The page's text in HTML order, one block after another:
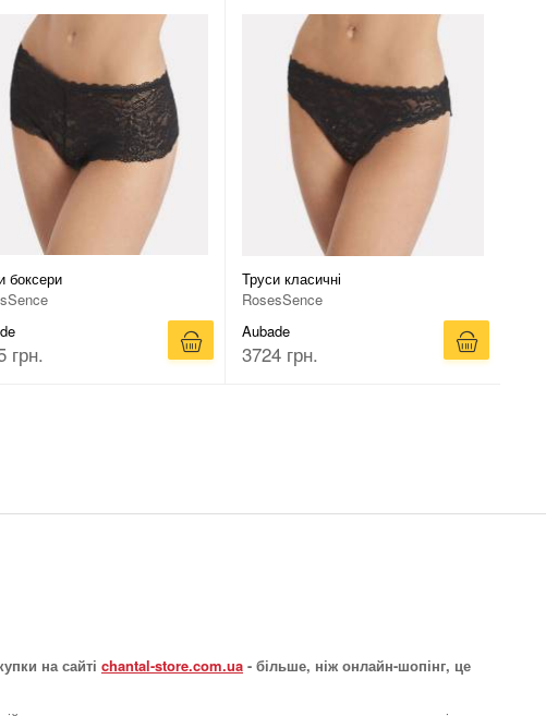
боксери
грн.
Труси класичні
RosesSence
Aubade
3724 грн.
на сайті chantal-store.com.ua - більше, ніж онлайн-шопінг, це